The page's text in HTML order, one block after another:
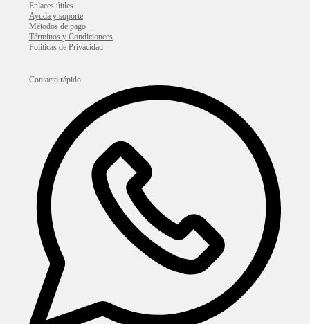
Enlaces útiles
Ayuda y soporte
Métodos de pago
Términos y Condicionces
Politicas de Privacidad
Contacto rápido